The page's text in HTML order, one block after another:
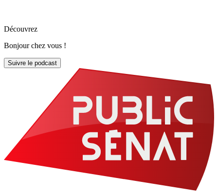
Découvrez
Bonjour chez vous !
Suivre le podcast